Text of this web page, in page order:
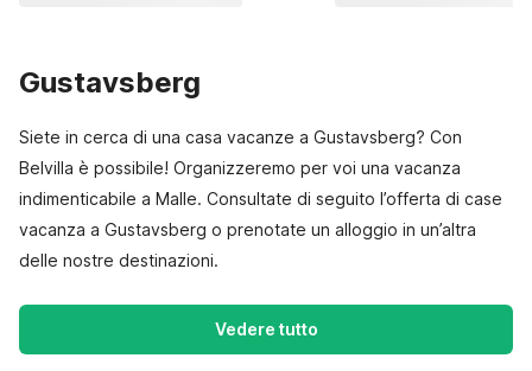
Gustavsberg
Siete in cerca di una casa vacanze a Gustavsberg? Con
Belvilla è possibile! Organizzeremo per voi una vacanza
indimenticabile a Malle. Consultate di seguito l’offerta di case
vacanza a Gustavsberg o prenotate un alloggio in un’altra
delle nostre destinazioni.
Vedere tutto